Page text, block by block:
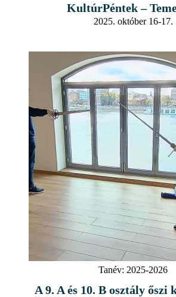
KultúrPéntek –
2025. október 16-17.
Tanév: 2025-2026
A 9. A és 10. B osztály őszi